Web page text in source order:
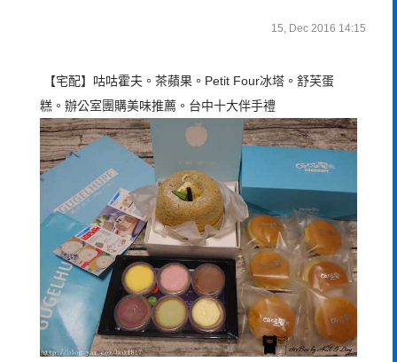
15, Dec 2016 14:15
【宅配】咕咕霍夫。茶蘋果。Petit Four冰塔。舒芙蛋
糕。辦公室團購美味推薦。台中十大伴手禮